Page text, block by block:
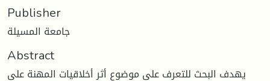
Publisher
جامعة المسيلة
Abstract
يهدف البحث للتعرف على موضوع أثر أخلاقيات المهنة على